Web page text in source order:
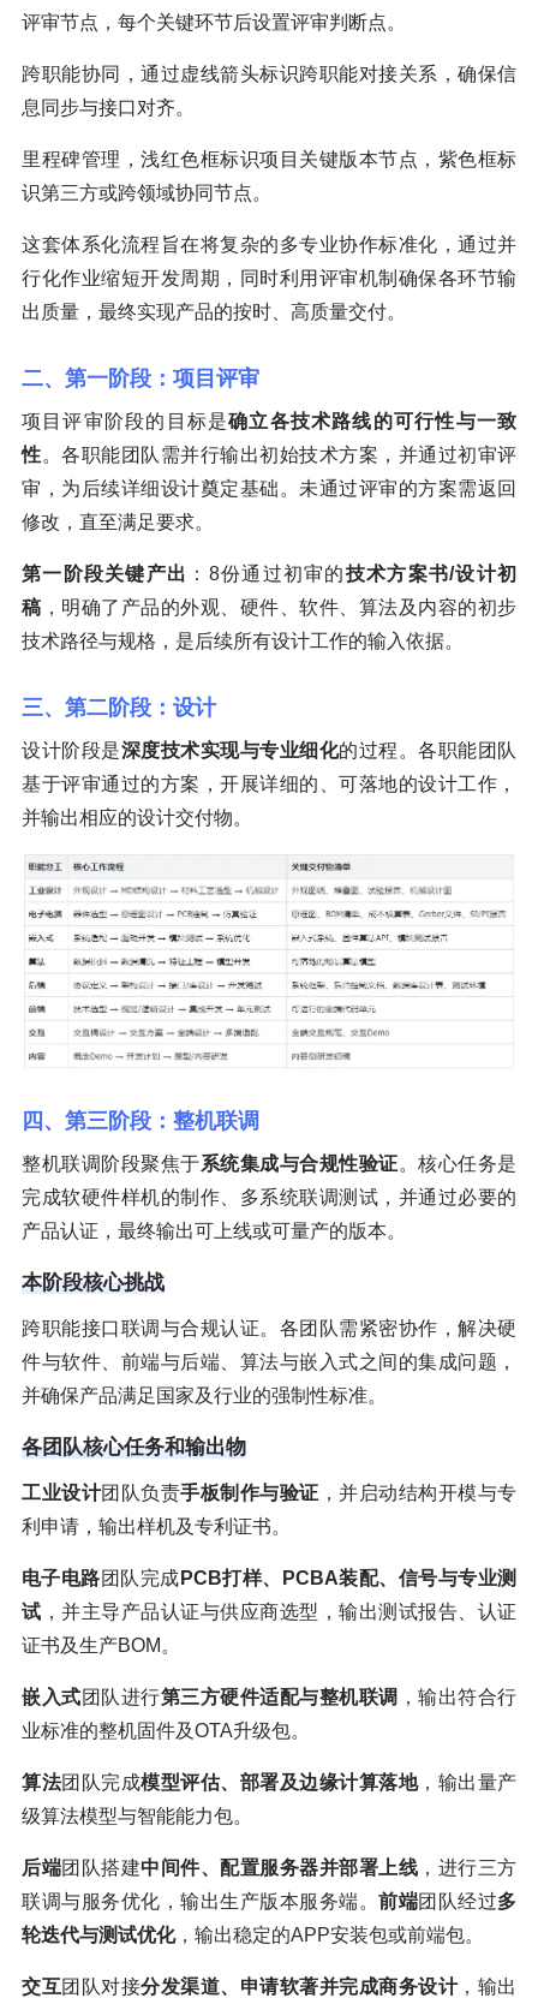
评审节点，每个关键环节后设置评审判断点。
跨职能协同，通过虚线箭头标识跨职能对接关系，确保信
息同步与接口对齐。
里程碑管理，浅红色框标识项目关键版本节点，紫色框标
识第三方或跨领域协同节点。
这套体系化流程旨在将复杂的多专业协作标准化，通过并
行化作业缩短开发周期，同时利用评审机制确保各环节输
出质量，最终实现产品的按时、高质量交付。
二、第一阶段：项目评审
项目评审阶段的目标是确立各技术路线的可行性与一致
性。各职能团队需并行输出初始技术方案，并通过初审评
审，为后续详细设计奠定基础。未通过评审的方案需返回
修改，直至满足要求。
第一阶段关键产出 ：8份通过初审的技术方案书/设计初
稿 ，明确了产品的外观、硬件、软件、算法及内容的初步
技术路径与规格，是后续所有设计工作的输入依据。
三、第二阶段：设计
设计阶段是深度技术实现与专业细化的过程。各职能团队
基于评审通过的方案，开展详细的、可落地的设计工作，
并输出相应的设计交付物。
四、第三阶段：整机联调
整机联调阶段聚焦于系统集成与合规性验证。核心任务是
完成软硬件样机的制作、多系统联调测试，并通过必要的
产品认证，最终输出可上线或可量产的版本。
本阶段核心挑战
跨职能接口联调与合规认证。各团队需紧密协作，解决硬
件与软件、前端与后端、算法与嵌入式之间的集成问题，
并确保产品满足国家及行业的强制性标准。
各团队核心任务和输出物
工业设计团队负责手板制作与验证 ，并启动结构开模与专
利申请，输出样机及专利证书。
电子电路团队完成 PCB打样、PCBA装配、信号与专业测
试 ，并主导产品认证与供应商选型，输出测试报告、认证
证书及生产BOM。
嵌入式团队进行第三方硬件适配与整机联调 ，输出符合行
业标准的整机固件及OTA升级包。
算法团队完成模型评估、部署及边缘计算落地，输出量产
级算法模型与智能能力包。
后端团队搭建中间件、配置服务器并部署上线 ，进行三方
联调与服务优化，输出生产版本服务端。 前端团队经过多
轮迭代与测试优化，输出稳定的APP安装包或前端包。
交互团队对接分发渠道、申请软著并完成商务设计，输出